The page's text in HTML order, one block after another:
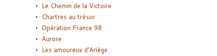
Le Chemin de la Victoire
Chartres au trésor
Opération France 98
Aurore
Les amoureux d’Ariège